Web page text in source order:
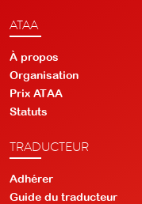
ATAA
À propos
Organisation
Prix ATAA
Statuts
TRADUCTEUR
Adhérer
Guide du traducteur